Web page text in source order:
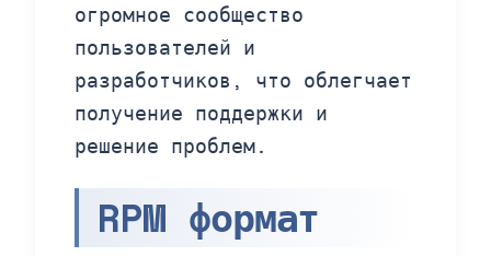
огромное сообщество
пользователей и
разработчиков, что облегчает
получение поддержки и
решение проблем.
RPM формат